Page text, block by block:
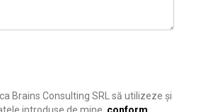
Brains Consulting SRL să utilizeze și